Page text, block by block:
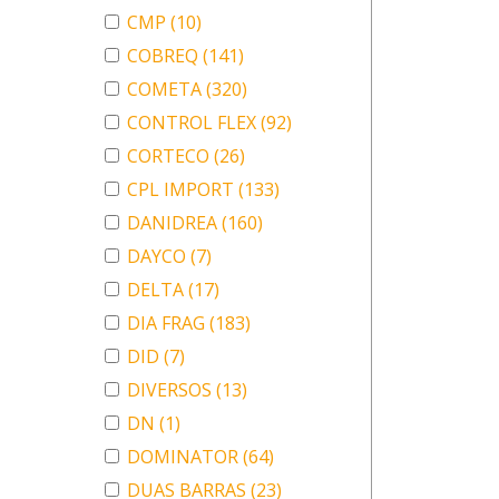
CMP (10)
COBREQ (141)
COMETA(320)
CONTROL FLEX(92)
CORTECO (26)
CPL IMPORT (133)
DANIDREA(160)
DAYCO (7)
DELTA(17)
DIA FRAG (183)
DID (7)
DIVERSOS (13)
DN (1)
DOMINATOR(64)
DUAS BARRAS (23)